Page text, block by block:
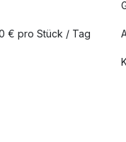
€ pro Stück / Tag